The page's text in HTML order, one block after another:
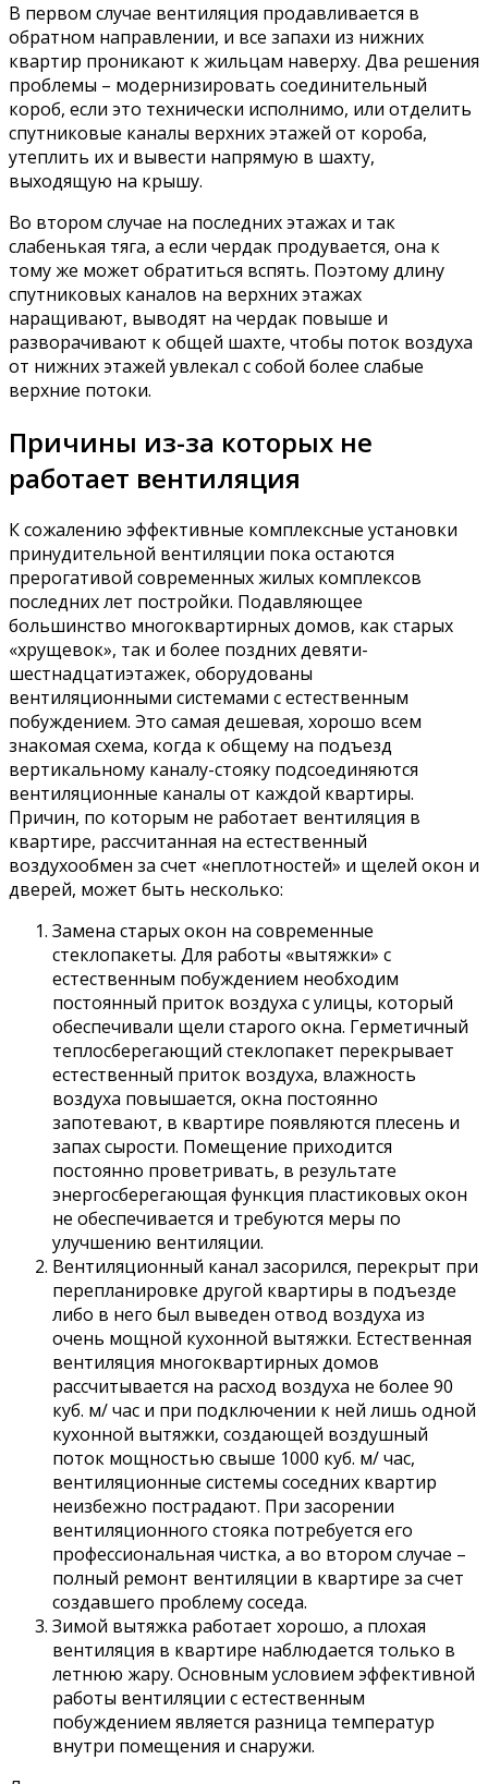
В первом случае вентиляция продавливается в
обратном направлении, и все запахи из нижних
квартир проникают к жильцам наверху. Два решения
проблемы – модернизировать соединительный
короб, если это технически исполнимо, или отделить
спутниковые каналы верхних этажей от короба,
утеплить их и вывести напрямую в шахту,
выходящую на крышу.
Во втором случае на последних этажах и так
слабенькая тяга, а если чердак продувается, она к
тому же может обратиться вспять. Поэтому длину
спутниковых каналов на верхних этажах
наращивают, выводят на чердак повыше и
разворачивают к общей шахте, чтобы поток воздуха
от нижних этажей увлекал с собой более слабые
верхние потоки.
Причины из-за которых не
работает вентиляция
К сожалению эффективные комплексные установки
принудительной вентиляции пока остаются
прерогативой современных жилых комплексов
последних лет постройки. Подавляющее
большинство многоквартирных домов, как старых
«хрущевок», так и более поздних девяти-
шестнадцатиэтажек, оборудованы
вентиляционными системами с естественным
побуждением. Это самая дешевая, хорошо всем
знакомая схема, когда к общему на подъезд
вертикальному каналу-стояку подсоединяются
вентиляционные каналы от каждой квартиры.
Причин, по которым не работает вентиляция в
квартире, рассчитанная на естественный
воздухообмен за счет «неплотностей» и щелей окон и
дверей, может быть несколько:
Замена старых окон на современные
стеклопакеты. Для работы «вытяжки» с
естественным побуждением необходим
постоянный приток воздуха с улицы, который
обеспечивали щели старого окна. Герметичный
теплосберегающий стеклопакет перекрывает
естественный приток воздуха, влажность
воздуха повышается, окна постоянно
запотевают, в квартире появляются плесень и
запах сырости. Помещение приходится
постоянно проветривать, в результате
энергосберегающая функция пластиковых окон
не обеспечивается и требуются меры по
улучшению вентиляции.
Вентиляционный канал засорился, перекрыт при
перепланировке другой квартиры в подъезде
либо в него был выведен отвод воздуха из
очень мощной кухонной вытяжки. Естественная
вентиляция многоквартирных домов
рассчитывается на расход воздуха не более 90
куб. м/ час и при подключении к ней лишь одной
кухонной вытяжки, создающей воздушный
поток мощностью свыше 1000 куб. м/ час,
вентиляционные системы соседних квартир
неизбежно пострадают. При засорении
вентиляционного стояка потребуется его
профессиональная чистка, а во втором случае –
полный ремонт вентиляции в квартире за счет
создавшего проблему соседа.
Зимой вытяжка работает хорошо, а плохая
вентиляция в квартире наблюдается только в
летнюю жару. Основным условием эффективной
работы вентиляции с естественным
побуждением является разница температур
внутри помещения и снаружи.